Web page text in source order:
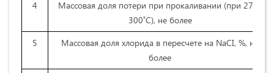
4
Массовая доля потери при прокаливании (при 270-
300˚С), не более
5
Массовая доля хлорида в пересчете на NaCI, %, не
более